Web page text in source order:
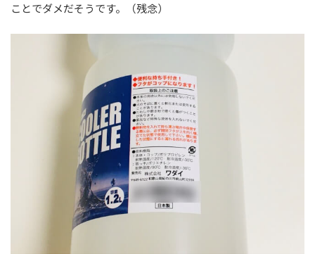
ことでダメだそうです。（残念）